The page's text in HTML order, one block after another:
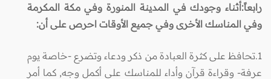
رابعاً:أثناء وجودك في المدينة المنورة وفي مكة المكرمة
وفي المناسك الأخرى وفي جميع الأوقات احرص على أن:
1.تحافظ على كثرة العبادة من ذكر ودعاء وتضرع -خاصة يوم
عرفة- وقراءة قرآن وأداء للمناسك على أكمل وجه, كما أمر